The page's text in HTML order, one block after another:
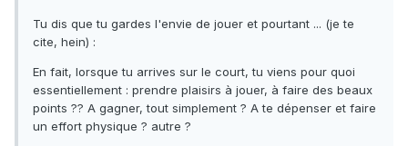
Tu dis que tu gardes l'envie de jouer et pourtant ... (je te
cite, hein) :
En fait, lorsque tu arrives sur le court, tu viens pour quoi
essentiellement : prendre plaisirs à jouer, à faire des beaux
points ?? A gagner, tout simplement ? A te dépenser et faire
un effort physique ? autre ?